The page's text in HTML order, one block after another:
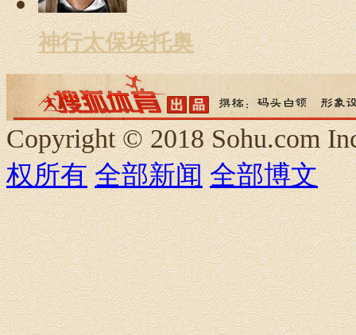
神行太保埃托奥
Copyright © 2018 Sohu.com
权所有 全部新闻 全部博文